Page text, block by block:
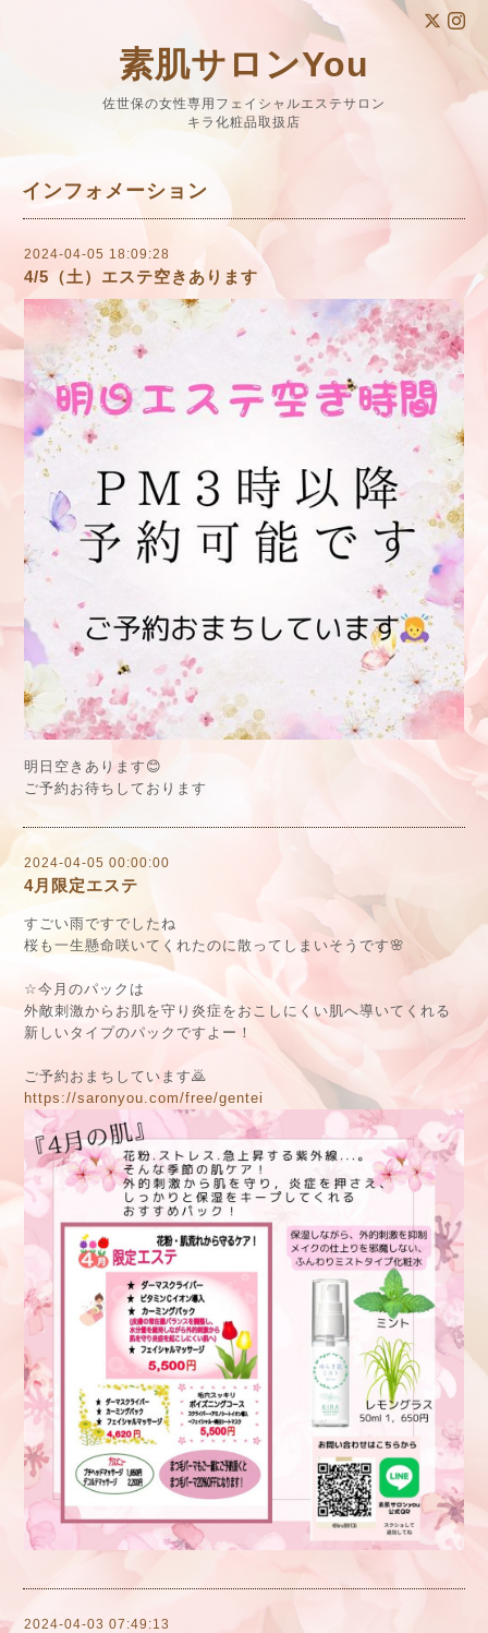
素肌サロンYou
佐世保の女性専用フェイシャルエステサロン
キラ化粧品取扱店
インフォメーション
2024-04-05 18:09:28
4/5（土）エステ空きあります
明日空きあります😊
ご予約お待ちしております
2024-04-05 00:00:00
4月限定エステ
すごい雨ですでしたね
桜も一生懸命咲いてくれたのに散ってしまいそうです🌸
☆今月のパックは
外敵刺激からお肌を守り炎症をおこしにくい肌へ導いてくれる
新しいタイプのパックですよー！
ご予約おまちしています🙇
https://saronyou.com/free/gentei
2024-04-03 07:49:13